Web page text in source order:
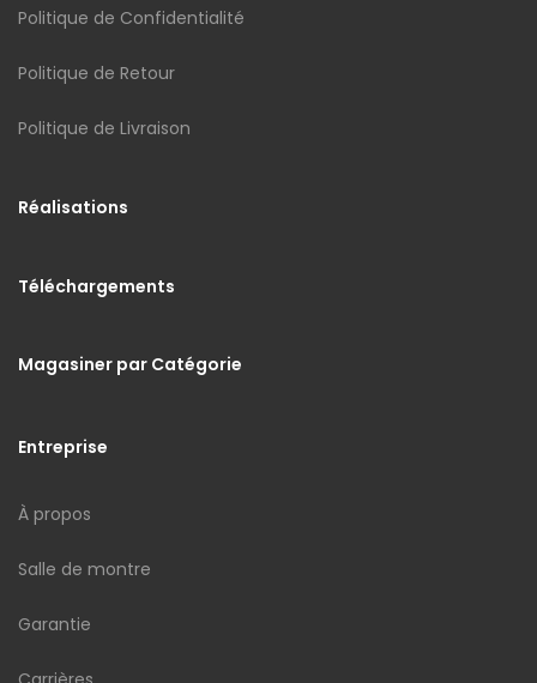
Politique de Confidentialité
Politique de Retour
Politique de Livraison
Réalisations
Téléchargements
Magasiner par Catégorie
Entreprise
À propos
Salle de montre
Garantie